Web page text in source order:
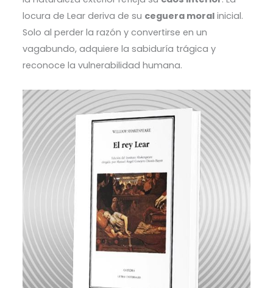
locura de Lear deriva de su ceguera moralinicial.
Solo al perder la razón y convertirse en un
vagabundo, adquiere la sabiduría trágica y
reconoce la vulnerabilidad humana.